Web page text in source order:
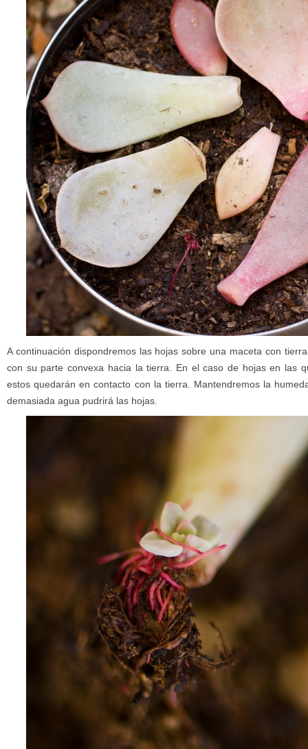
A continuación dispondremos las hojas sobre una maceta con
con su parte convexa hacia la tierra. En el caso de hojas en las
estos quedarán en contacto con la tierra. Mantendremos la
demasiada agua pudrirá las hojas.